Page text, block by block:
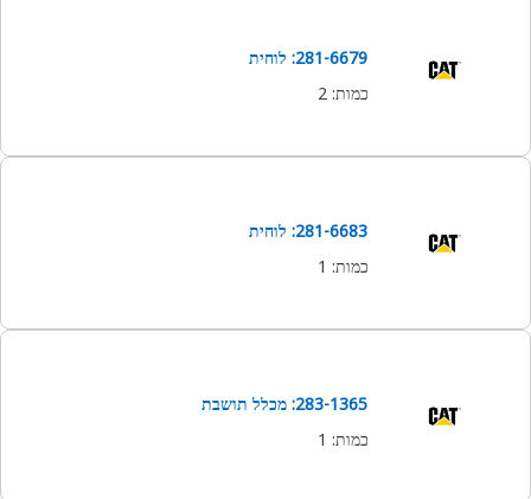
281-6679: לוחית
כמות:
2
281-6683: לוחית
כמות:
1
283-1365: מכלל תושבת
כמות:
1